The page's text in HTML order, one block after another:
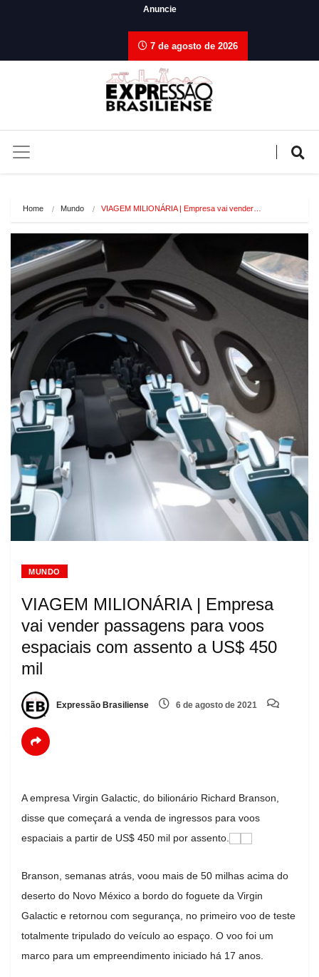
Anuncie
7 de agosto de 2026
Home Mundo VIAGEM MILIONÁRIA | Empresa vai vender…
MUNDO
VIAGEM MILIONÁRIA | Empresa
vai vender passagens para voos
espaciais com assento a US$ 450
mil
Expressão Brasiliense 6 de agosto de 2021
A empresa Virgin Galactic, do bilionário Richard Branson,
disse que começará a venda de ingressos para voos
espaciais a partir de US$ 450 mil por assento.
Branson, semanas atrás, voou mais de 50 milhas acima do
deserto do Novo México a bordo do foguete da Virgin
Galactic e retornou com segurança, no primeiro voo de teste
totalmente tripulado do veículo ao espaço. O voo foi um
marco para um empreendimento iniciado há 17 anos.